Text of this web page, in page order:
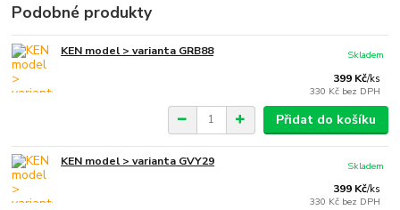
Podobné produkty
KEN model > varianta GRB88
399 Kč/ks
330 Kč bez DPH
Skladem
Přidat do košíku
KEN model > varianta GVY29
399 Kč/ks
330 Kč bez DPH
Skladem